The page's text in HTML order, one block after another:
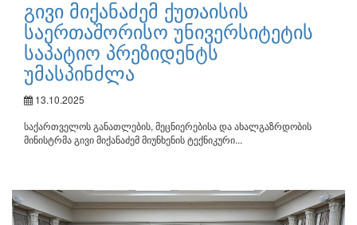
გივი მიქანაძემ ქუთაისის
საერთაშორისო უნივერსიტეტის
საპატიო პრეზიდენტს
უმასპინძლა
13.10.2025
საქართველოს განათლების, მეცნიერებისა და ახალგაზრდობის
მინისტრმა გივი მიქანაძემ მიუნხენის ტექნიკური...